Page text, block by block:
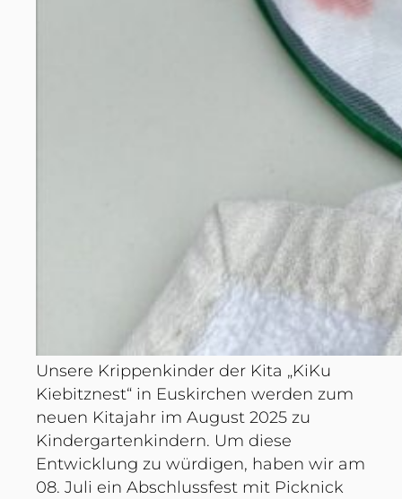
Unsere Krippenkinder der Kita „KiKu
Kiebitznest“ in Euskirchen werden zum
neuen Kitajahr im August 2025 zu
Kindergartenkindern. Um diese
Entwicklung zu würdigen, haben wir am
08. Juli ein Abschlussfest mit Picknick